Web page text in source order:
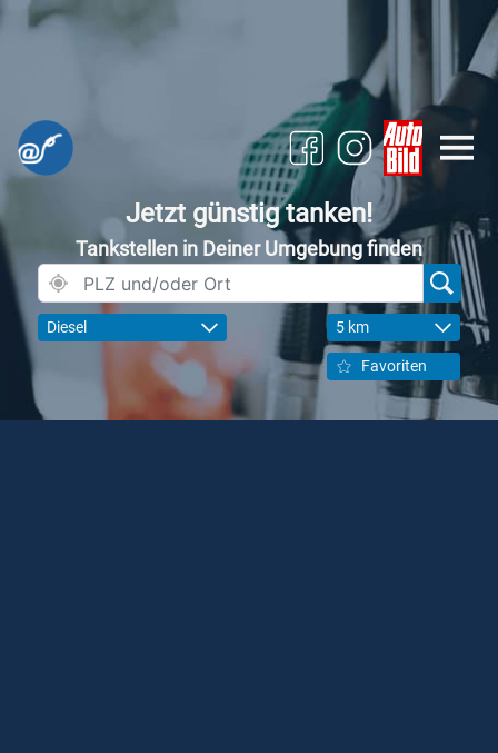
Jetzt günstig tanken!
Tankstellen in Deiner Umgebung finden
Diesel 5 km
Favoriten